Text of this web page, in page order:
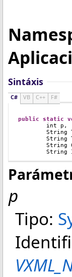
Sintáxis
C# VB C++ F#
public static
	int p,
String
String
String
String
p
Tipo: